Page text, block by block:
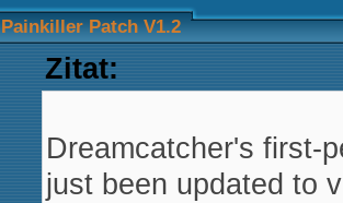
Painkiller Patch V1.2
Zitat:
Dreamcatcher's first-
just been updated to